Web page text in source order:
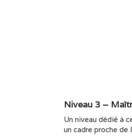
Niveau 3 –
Un niveau dédié à
un cadre proche de